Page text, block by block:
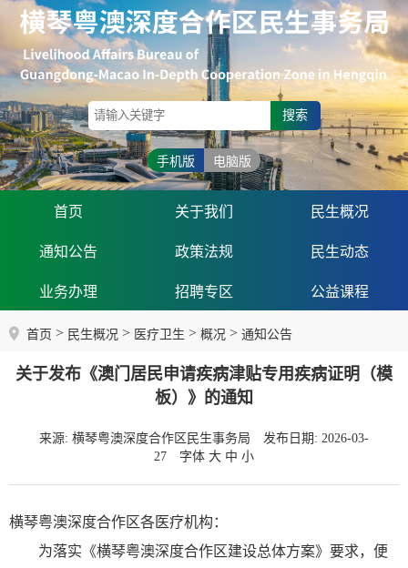
搜索
手机版 电脑版
首页 关于我们 民生概况
通知公告 政策法规 民生动态
业务办理 招聘专区 公益课程
首页 > 民生概况 > 医疗卫生 > 概况 > 通知公告
关于发布《澳门居民申请疾病津贴专用疾病证明（模
板）》的通知
来源: 横琴粤澳深度合作区民生事务局
发布日期: 2026-03-
27
字体 大 中 小
横琴粤澳深度合作区各医疗机构：
为落实《横琴粤澳深度合作区建设总体方案》要求，便